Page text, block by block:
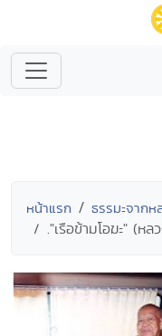
หน้าแรก ธรรมะจาก
."เรือข้ามโอฆะ" (ห